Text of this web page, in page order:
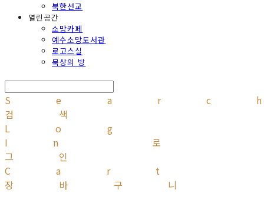
북한선교
열린공간
소망카페
예수소망도서관
로고스실
묵상의 방
검색
Log
In
로
그인
Cart
장바구니